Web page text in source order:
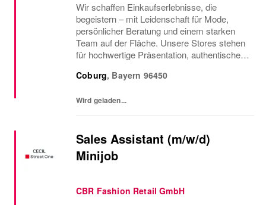
Wir schaffen Einkaufserlebnisse, die
begeistern – mit Leidenschaft für Mode,
persönlicher Beratung und einem starken
Team auf der Fläche. Unsere Stores stehen
für hochwertige Präsentation, authentischen
Kundinnen.Werde Teil unseres Street One
Coburg, Bayern 96450
Wird geladen...
Sales Assistant (m/w/d)
Minijob
CBR Fashion Retail GmbH